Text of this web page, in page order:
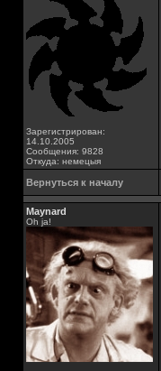
Зарегистрирован:
14.10.2005
Сообщения: 9828
Откуда: немецыя
Вернуться к началу
Maynard
Oh ja!